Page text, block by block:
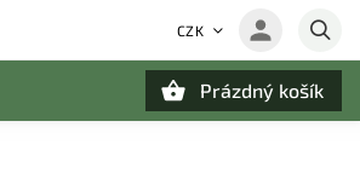
CZK
Prázdný košík